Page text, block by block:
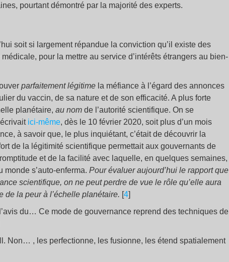
pourtant démontré par la majorité des experts.
soit si largement répandue la conviction qu’il existe des
pour la mettre au service d’intérêts étrangers au bien-
parfaitement légitime la méfiance à l’égard des annonces
du vaccin, de sa nature et de son efficacité. A plus forte
planétaire, au nom de l’autorité scientifique. On se
ici-même, dès le 10 février 2020, soit plus d’un mois
à savoir que, le plus inquiétant, c’était de découvrir la
de la légitimité scientifique permettait aux gouvernants de
et de la facilité avec laquelle, en quelques semaines,
s’auto-enferma. Pour évaluer aujourd’hui le rapport que
scientifique, on ne peut perdre de vue le rôle qu’elle aura
de la peur à l’échelle planétaire. [4]
du… Ce mode de gouvernance reprend des techniques de
Non… , les perfectionne, les fusionne, les étend spatialement